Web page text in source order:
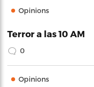
Opinions
Terror a las 10 AM
0
Opinions